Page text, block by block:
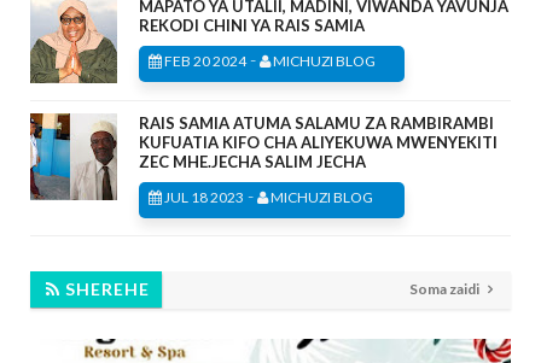
MAPATO YA UTALII, MADINI, VIWANDA YAVUNJA
REKODI CHINI YA RAIS SAMIA
FEB 20 2024- MICHUZI BLOG
RAIS SAMIA ATUMA SALAMU ZA RAMBIRAMBI
KUFUATIA KIFO CHA ALIYEKUWA MWENYEKITI
ZEC MHE.JECHA SALIM JECHA
JUL 18 2023 - MICHUZI BLOG
SHEREHE Soma zaidi